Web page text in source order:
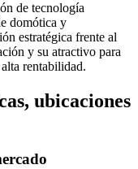
de tecnología
domótica y
estratégica frente al
y su atractivo para
rentabilidad.
ubicaciones